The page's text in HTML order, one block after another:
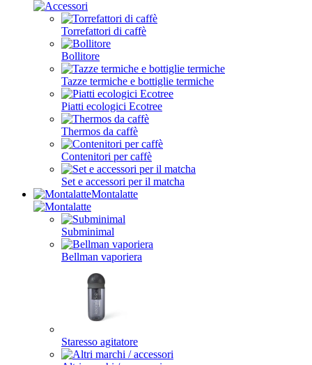
Torrefattori di caffè
Bollitore
Tazze termiche e bottiglie termiche
Piatti ecologici Ecotree
Thermos da caffè
Contenitori per caffè
Set e accessori per il matcha
Montalatte
Subminimal
Bellman vaporiera
Staresso agitatore